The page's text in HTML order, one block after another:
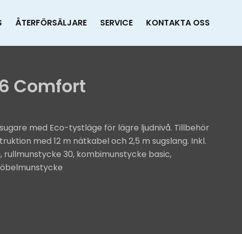
ÅTERFÖRSÄLJARE SERVICE KONTAKTA OSS
Comfort
med Eco-tystläge för lägre ljudnivå. Tillbehör
med 12 m nätkabel och 2,5 m sugslang. Inkl.
rullmunstycke 30, kombimunstycke basic,